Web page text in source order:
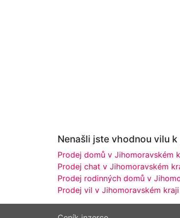
Nenašli jste vhodnou vilu
Prodej domů v Jihomoravském
Prodej chat v Jihomoravském
Prodej rodinných domů v
Prodej vil v Jihomoravském kraji